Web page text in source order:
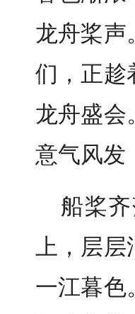
龙舟桨声
们，正趁
龙舟盛会
意气风发
船桨
上，层
一江暮色